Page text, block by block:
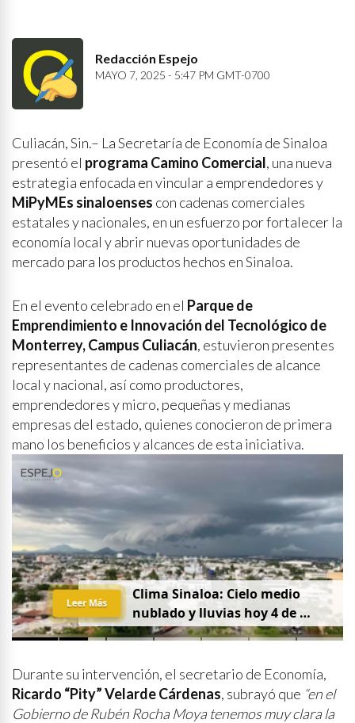
Redacción Espejo
MAYO 7, 2025 - 5:47 PM GMT-0700
Culiacán, Sin.– La Secretaría de Economía de Sinaloa
presentó el programa Camino Comercial, una nueva
estrategia enfocada en vincular a emprendedores y
MiPyMEs sinaloenses con cadenas comerciales
estatales y nacionales, en un esfuerzo por fortalecer la
economía local y abrir nuevas oportunidades de
mercado para los productos hechos en Sinaloa.
En el evento celebrado en el Parque de
Emprendimiento e Innovación del Tecnológico de
Monterrey, Campus Culiacán, estuvieron presentes
representantes de cadenas comerciales de alcance
local y nacional, así como productores,
emprendedores y micro, pequeñas y medianas
empresas del estado, quienes conocieron de primera
mano los beneficios y alcances de esta iniciativa.
Clima Sinaloa: Cielo medio
nubladoy lluvias hoy4de
agosto
Leer Más
Durante su intervención, el secretario de Economía,
Ricardo “Pity” Velarde Cárdenas, subrayó que “en el
Gobierno de Rubén Rocha Moya tenemos muy clara la